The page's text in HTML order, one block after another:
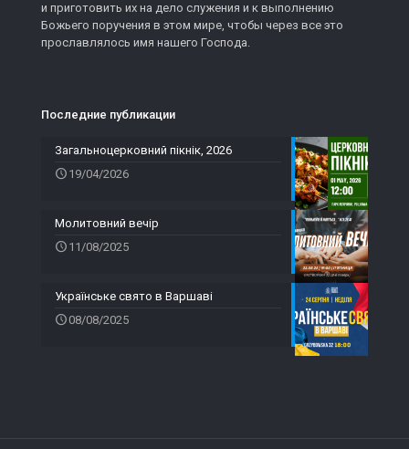
и приготовить их на дело служения и к выполнению
Божьего поручения в этом мире, чтобы через все это
прославлялось имя нашего Господа.
Последние публикации
Загальноцерковний пікнік, 2026
19/04/2026
Молитовний вечір
11/08/2025
Українське свято в Варшаві
08/08/2025